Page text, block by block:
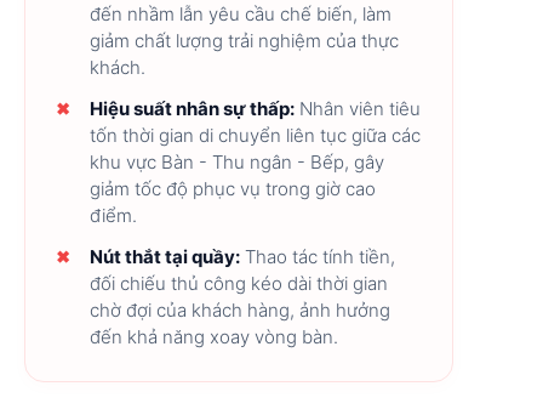
đến nhầm lẫn yêu cầu chế biến, làm
giảm chất lượng trải nghiệm của thực
khách.
Hiệu suất nhân sự thấp: Nhân viên tiêu
tốn thời gian di chuyển liên tục giữa các
khu vực Bàn - Thu ngân - Bếp, gây
giảm tốc độ phục vụ trong giờ cao
điểm.
Nút thắt tại quầy: Thao tác tính tiền,
đối chiếu thủ công kéo dài thời gian
chờ đợi của khách hàng, ảnh hưởng
đến khả năng xoay vòng bàn.